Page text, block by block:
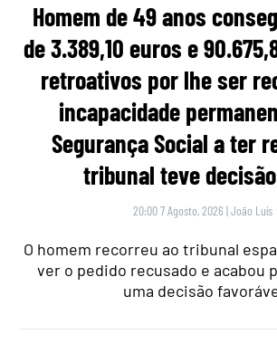
Homem de 49 anos
de 3.389,10 euros e
retroativos por lhe ser
incapacidade
Segurança Social a ter
tribunal teve
20:00 7 Agosto, 2026 |João Luís
O homem recorreu ao tribunal
ver o pedido recusado e acabou
uma decisão